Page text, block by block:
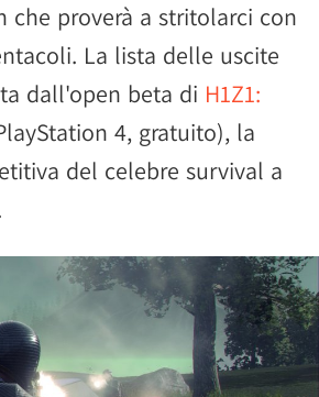
che proverà a stritolarci con
La lista delle uscite
dall'open beta di H1Z1:
4, gratuito), la
del celebre survival a